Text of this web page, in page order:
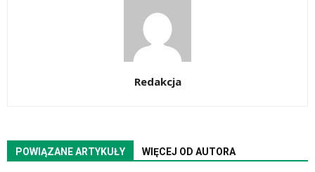
Redakcja
POWIĄZANE ARTYKUŁY WIĘCEJ OD AUTORA